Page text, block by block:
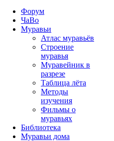
Форум
ЧаВо
Муравьи
Атлас муравьёв
Строение
муравья
Муравейник в
разрезе
Таблица лёта
Методы
изучения
Фильмы о
муравьях
Библиотека
Муравьи дома